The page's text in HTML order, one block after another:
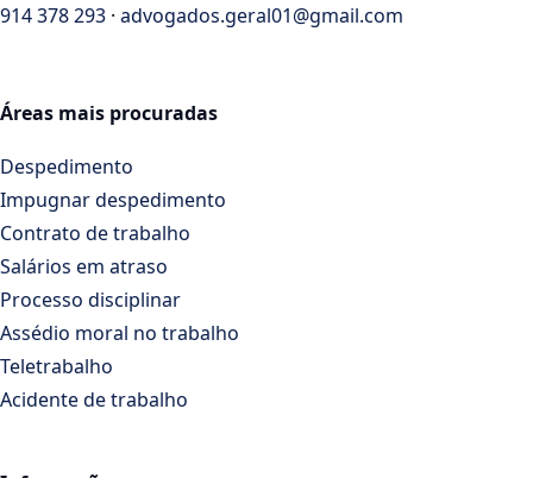
914 378 293 · advogados.geral01@gmail.com
Áreas mais procuradas
Despedimento
Impugnar despedimento
Contrato de trabalho
Salários em atraso
Processo disciplinar
Assédio moral no trabalho
Teletrabalho
Acidente de trabalho